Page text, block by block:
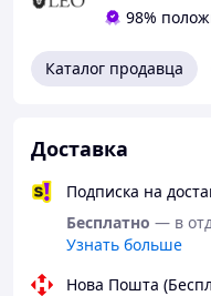
Характеристики
без запаха
органа,
98%
Каталог продавца
Доставка
Подписка на
Бесплатно — в
Узнать больше
Нова Пошта